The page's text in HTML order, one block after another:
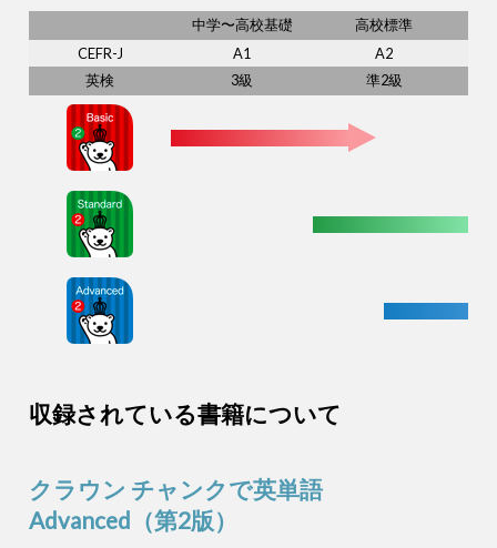
中学〜高校基礎 高校標準
CEFR-J
A1
A2
英検
3級 準2級
収録されている書籍について
クラウン チャンクで英単語
Advanced（第2版）